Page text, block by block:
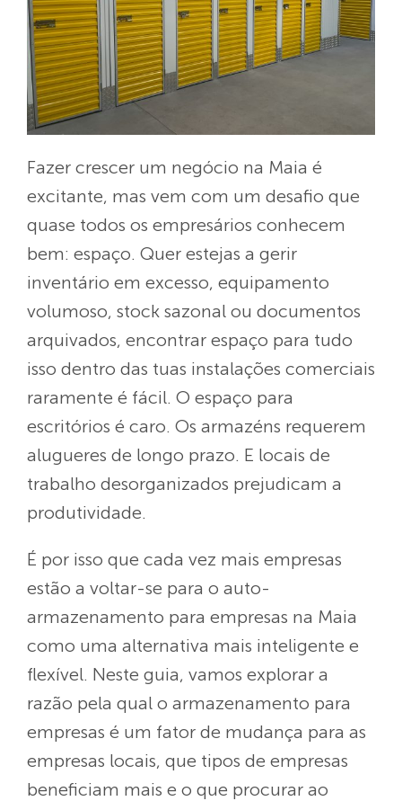
Fazer crescer um negócio na Maia é
excitante, mas vem com um desafio que
quase todos os empresários conhecem
bem: espaço. Quer estejas a gerir
inventário em excesso, equipamento
volumoso, stock sazonal ou documentos
arquivados, encontrar espaço para tudo
isso dentro das tuas instalações comerciais
raramente é fácil. O espaço para
escritórios é caro. Os armazéns requerem
alugueres de longo prazo. E locais de
trabalho desorganizados prejudicam a
produtividade.
É por isso que cada vez mais empresas
estão a voltar-se para o auto-
armazenamento para empresas na Maia
como uma alternativa mais inteligente e
flexível. Neste guia, vamos explorar a
razão pela qual o armazenamento para
empresas é um fator de mudança para as
empresas locais, que tipos de empresas
beneficiam mais e o que procurar ao